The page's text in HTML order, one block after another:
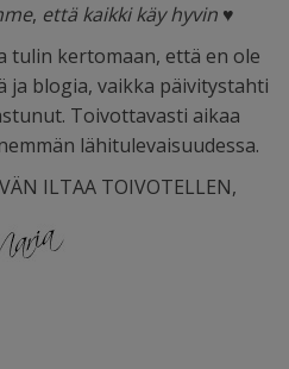
, että kaikki käy hyvin ♥
tulin kertomaan, että en ole
blogia, vaikka päivitystahti
Toivottavasti aikaa
lähitulevaisuudessa.
ILTAA TOIVOTELLEN,